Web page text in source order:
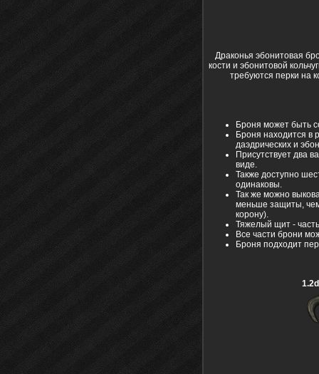
Драконья эбонитовая
кости и эбонитовой
требуются перки на
Броня может быть
Броня находится в
даэдрических и
Присутствует два
виде.
Также доступно
одинаковы.
Так же можно
меньше защиты,
корону).
Тяжелый щит -
Все части брони
Броня подходит
1.2d